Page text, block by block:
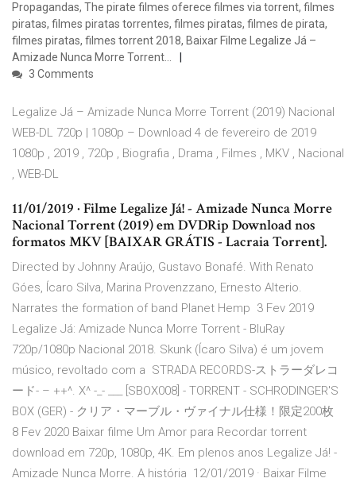
Propagandas, The pirate filmes oferece filmes via torrent, filmes
piratas, filmes piratas torrentes, filmes piratas, filmes de pirata,
filmes piratas, filmes torrent 2018, Baixar Filme Legalize Já –
Amizade Nunca Morre Torrent…
3 Comments
Legalize Já – Amizade Nunca Morre Torrent (2019) Nacional
WEB-DL 720p | 1080p – Download 4 de fevereiro de 2019
1080p , 2019 , 720p , Biografia , Drama , Filmes , MKV , Nacional
, WEB-DL
11/01/2019 · Filme Legalize Já! - Amizade Nunca Morre
Nacional Torrent (2019) em DVDRip Download nos
formatos MKV [BAIXAR GRÁTIS - Lacraia Torrent].
Directed by Johnny Araújo, Gustavo Bonafé. With Renato
Góes, Ícaro Silva, Marina Provenzzano, Ernesto Alterio.
Narrates the formation of band Planet Hemp 3 Fev 2019
Legalize Já: Amizade Nunca Morre Torrent - BluRay
720p/1080p Nacional 2018. Skunk (Ícaro Silva) é um jovem
músico, revoltado com a STRADA RECORDS-ストラーダレコ
ード- ‎– ++^. X^ -_- ___ [SBOX008] - TORRENT - SCHRODINGER'S
BOX (GER) - クリア・マーブル・ヴァイナル仕様！限定200枚
8 Fev 2020 Baixar filme Um Amor para Recordar torrent
download em 720p, 1080p, 4K. Em plenos anos Legalize Já! -
Amizade Nunca Morre. A história 12/01/2019 · Baixar Filme